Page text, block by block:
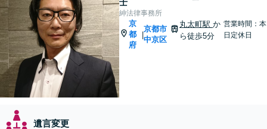
士
紳法律事務所
京
都
府
|
京都市
中京区
丸太町駅か
ら徒歩5分
営業時間：本
日定休日
遺言変更